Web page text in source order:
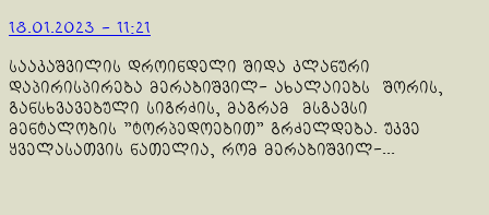
18.01.2023 - 11:21
სააკაშვილის დროინდელი შიდა კლანური
დაპირისპირება მერაბიშვილ- ახალაიებს შორის,
განსხვავებული სიგრძის, მაგრამ მსგავსი
მენტალობის "ტორპედოებით" გრძელდება. უკვე
ყველასათვის ნათელია, რომ მერაბიშვილ-...